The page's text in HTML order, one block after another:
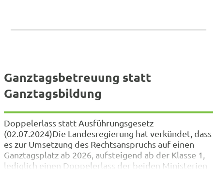
Ganztagsbetreuung statt
Ganztagsbildung
Doppelerlass statt Ausführungsgesetz
(02.07.2024)Die Landesregierung hat verkündet, dass
es zur Umsetzung des Rechtsanspruchs auf einen
Ganztagsplatz ab 2026, aufsteigend ab der Klasse 1,
lediglich einen Doppelerlass der beiden Ministerien